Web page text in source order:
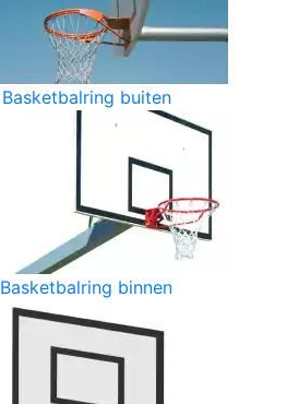
Basketbalring buiten
Basketbalring binnen